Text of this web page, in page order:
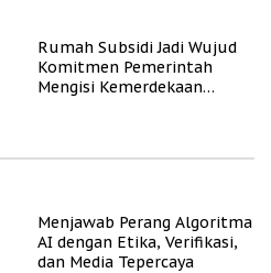
Rumah Subsidi Jadi Wujud
Komitmen Pemerintah
Mengisi Kemerdekaan
Menjawab Perang Algoritma
AI dengan Etika, Verifikasi,
dan Media Tepercaya